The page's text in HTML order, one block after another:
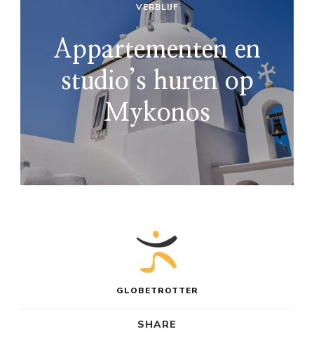
VERBLIJF
Appartementen en
studio’s huren op
Mykonos
GLOBETROTTER
SHARE